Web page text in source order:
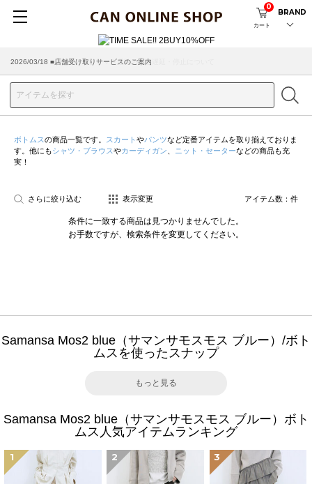
カート
0
BRAND
2026/03/18 ■店舗受け取りサービスのご案内
ボトムスの商品一覧です。 スカート やパンツなど定番アイテムを取り揃えておりま
す。他にもシャツ・ブラウスやカーディガン ニット・セーターなどの商品も充
実！
さらに絞り込む 表示変更 アイテム数： 件
条件に一致する商品は見つかりませんでした。
お手数ですが、検索条件を変更してください。
Samansa Mos2 blue（サマンサモスモス ブルー）/ボト
ムスを使ったスナップ
もっと見る
Samansa Mos2 blue（サマンサモスモス ブルー）ボト
ムス人気アイテムランキング
1 2 3